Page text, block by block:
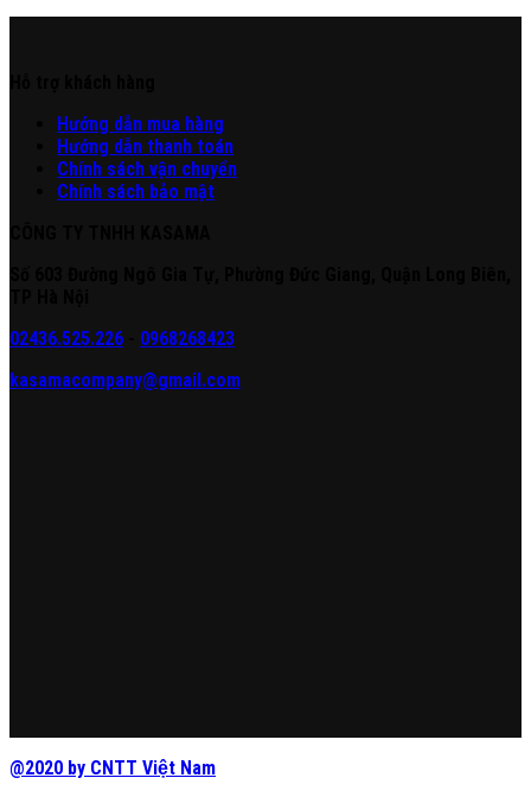
Hướng dẫn mua hàng
Hướng dẫn thanh toán
Chính sách vận chuyển
Chính sách bảo mật
02436.525.226
0968268423
kasamacompany@gmail.com
@2020 by CNTT Việt Nam